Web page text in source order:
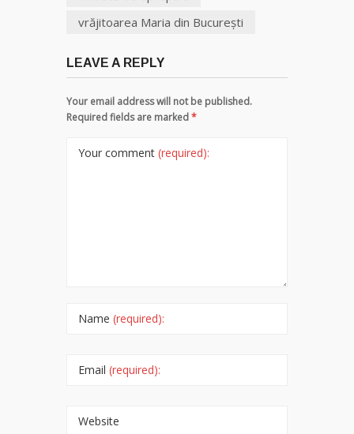
vrăjitoarea Maria din București
LEAVE A REPLY
Your email address will not be published.
Required fields are marked*
Your comment (required):
Name (required):
Email (required):
Website